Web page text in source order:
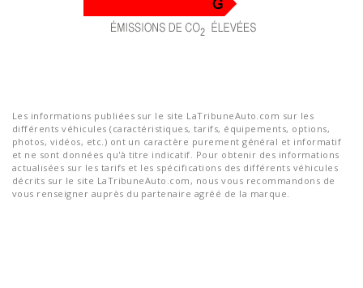
Les informations publiées sur le site LaTribuneAuto.com sur les
différents véhicules (caractéristiques, tarifs, équipements, options,
photos, vidéos, etc.) ont un caractère purement général et informatif
et ne sont données qu'à titre indicatif. Pour obtenir des informations
actualisées sur les tarifs et les spécifications des différents véhicules
décrits sur le site LaTribuneAuto.com, nous vous recommandons de
vous renseigner auprès du partenaire agréé de la marque.